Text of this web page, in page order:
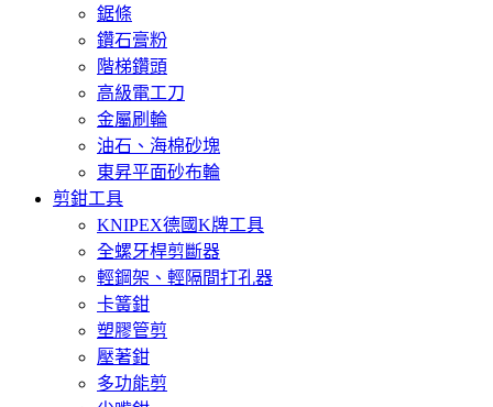
鋸條
鑽石膏粉
階梯鑽頭
高級電工刀
金屬刷輪
油石、海棉砂塊
東昇平面砂布輪
剪鉗工具
KNIPEX德國K牌工具
全螺牙桿剪斷器
輕鋼架、輕隔間打孔器
卡簧鉗
塑膠管剪
壓著鉗
多功能剪